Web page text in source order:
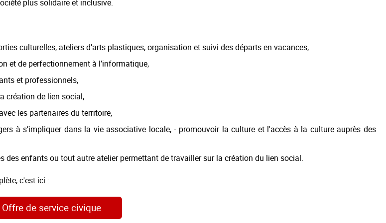
plus solidaire et inclusive.
culturelles, ateliers d’arts plastiques, organisation et suivi des départs en vacances,
et de perfectionnement à l’informatique,
et professionnels,
création de lien social,
les partenaires du territoire,
à s’impliquer dans la vie associative locale, - promouvoir la culture et l'accès à la culture auprès des
enfants ou tout autre atelier permettant de travailler sur la création du lien social.
c'est ici :
Offre de service civique